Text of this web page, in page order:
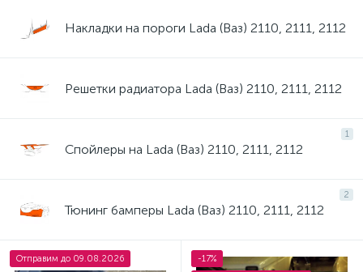
Накладки на пороги Lada (Ваз) 2110, 2111, 2112
Решетки радиатора Lada (Ваз) 2110, 2111, 2112
1
Спойлеры на Lada (Ваз) 2110, 2111, 2112
2
Тюнинг бамперы Lada (Ваз) 2110, 2111, 2112
Отправим до 09.08.2026
-17%